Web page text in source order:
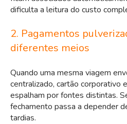
dificulta a leitura do custo
2. Pagamentos
diferentes meios
Quando uma mesma viagem
centralizado, cartão corporativo
espalham por fontes distintas.
fechamento passa a depender
tardias.